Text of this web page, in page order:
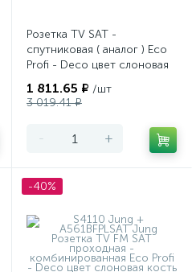
Розетка TV SAT -
спутниковая ( аналог ) Eco
Profi - Deco цвет слоновая
1 811.65 ₽ /шт
3 019.41 ₽
- +
-40%